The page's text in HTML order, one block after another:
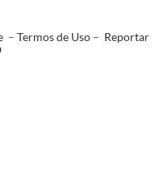
– Termos de Uso – Reportar